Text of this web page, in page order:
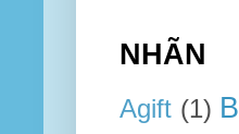
NHÃN
Agift (1)